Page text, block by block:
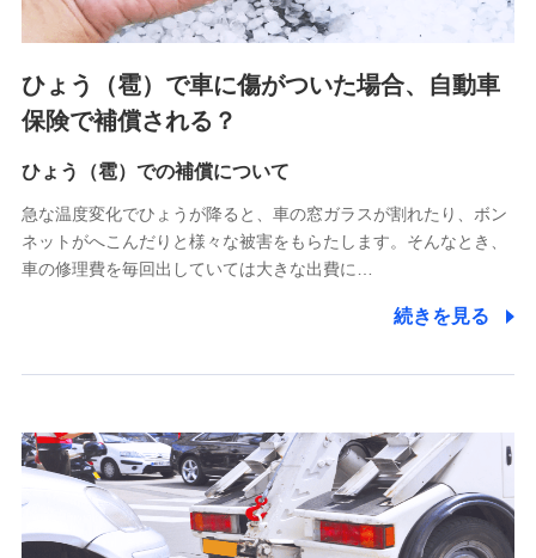
上記に係る連絡・手続き・管理等付帯業務を行うため
4.家族・友達紹介にて取得した個人情報
被紹介者への連絡、及び当社と取引のあるもしくは委託を受
けている保険会社・提携会社の保険その他に関する情報を提
供し、金融商品等の契約を勧奨するため
アンケートやキャンペーン等の実施のため
上記に係る連絡・手続き・管理等付帯業務を行うため
5.通話録音にて取得する情報
7.社員（従業者）の個人情報
人事･勤怠･健康・労務等の管理、給与支給、福利厚生・採用
退職関連処理等の各種手続きのため、当社と従業員または従
業員同士の連絡のため
ひょう（雹）で車に傷がついた場合、自動車
保険で補償される？
ひょう（雹）での補償について
急な温度変化でひょうが降ると、車の窓ガラスが割れたり、ボン
ネットがへこんだりと様々な被害をもらたします。そんなとき、
車の修理費を毎回出していては大きな出費に…
続きを見る